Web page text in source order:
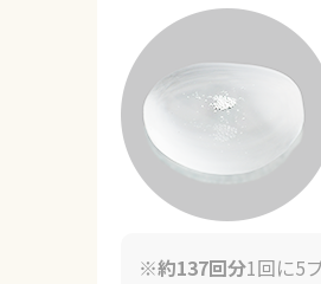
※約137回分1回に5